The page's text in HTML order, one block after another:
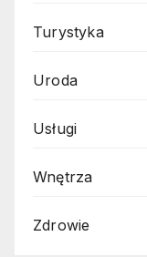
Turystyka
Uroda
Usługi
Wnętrza
Zdrowie